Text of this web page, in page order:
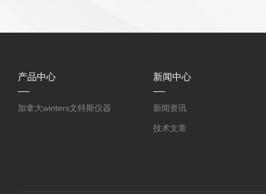
产品中心
加拿大winters文特斯仪器
新闻中心
新闻资讯
技术文章